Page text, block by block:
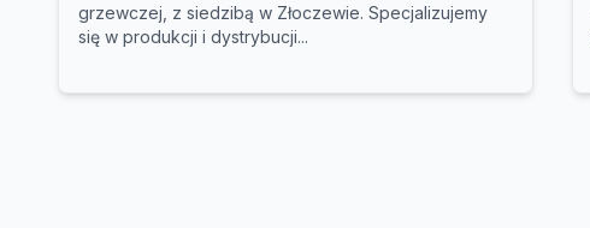
grzewczej, z siedzibą w Złoczewie. Specjalizujemy
się w produkcji i dystrybucji...